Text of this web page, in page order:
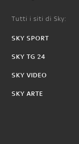
Tutti i siti di Sky:
SKY SPORT
SKY TG 24
SKY VIDEO
SKY ARTE